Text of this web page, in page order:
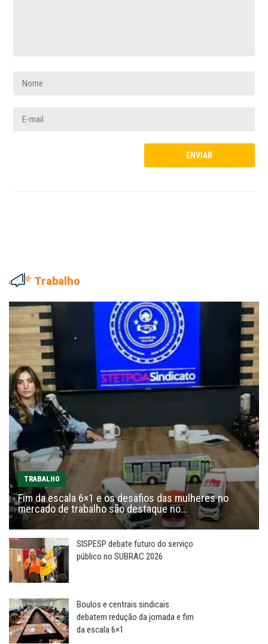
Trabalho
TRABALHO
Fim da escala 6×1 e os desafios das mulheres no
mercado de trabalho são destaque no...
SISPESP debate futuro do serviço
público no SUBRAC 2026
Boulos e centrais sindicais
debatem redução da jornada e fim
da escala 6×1